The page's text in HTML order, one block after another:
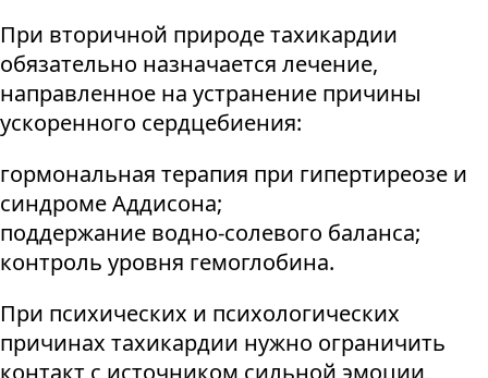
При вторичной природе тахикардии
обязательно назначается лечение,
направленное на устранение причины
ускоренного сердцебиения:
гормональная терапия при гипертиреозе и
синдроме Аддисона;
поддержание водно-солевого баланса;
контроль уровня гемоглобина.
При психических и психологических
причинах тахикардии нужно ограничить